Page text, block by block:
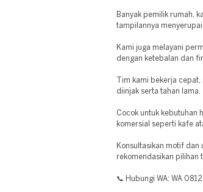
Banyak pemilik rumah,
tampilannya
Kami juga melayani
dengan ketebalan dan
Tim kami bekerja
diinjak serta tahan lama.
Cocok untuk kebutuhan
komersial seperti kafe
Konsultasikan motif dan
rekomendasikan pilihan
📞 Hubungi WA: WA